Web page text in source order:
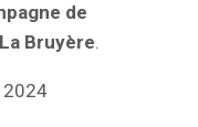
de
Bruyère.
2024